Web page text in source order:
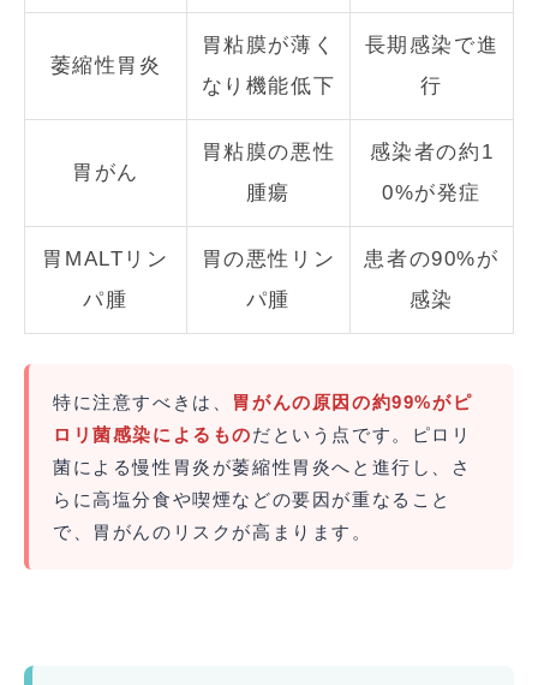
萎縮性胃炎
胃粘膜が薄く
なり機能低下
長期感染で進
行
胃がん
胃粘膜の悪性
腫瘍
感染者の約1
0%が発症
胃MALTリン
パ腫
胃の悪性リン
パ腫
患者の90%が
感染
特に注意すべきは、 胃がんの原因の約99%がピ
ロリ菌感染によるものだという点です。ピロリ
菌による慢性胃炎が萎縮性胃炎へと進行し、さ
らに高塩分食や喫煙などの要因が重なること
で、胃がんのリスクが高まります。